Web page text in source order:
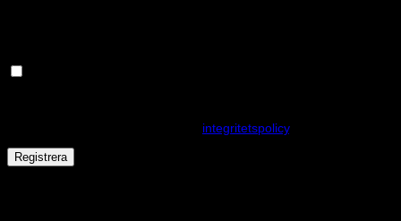
integritetspolicy.
Registrera